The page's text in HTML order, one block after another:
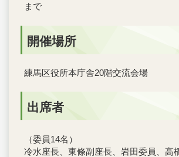
まで
開催場所
練馬区役所本庁舎20階交流会場
出席者
（委員14名）
冷水座長、東條副座長、岩田委員、高